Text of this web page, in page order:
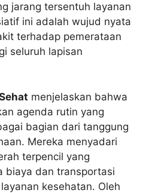
jarang tersentuh layanan
ini adalah wujud nyata
terhadap pemerataan
seluruh lapisan
menjelaskan bahwa
agenda rutin yang
bagian dari tanggung
Mereka menyadari
terpencil yang
biaya dan transportasi
kesehatan. Oleh